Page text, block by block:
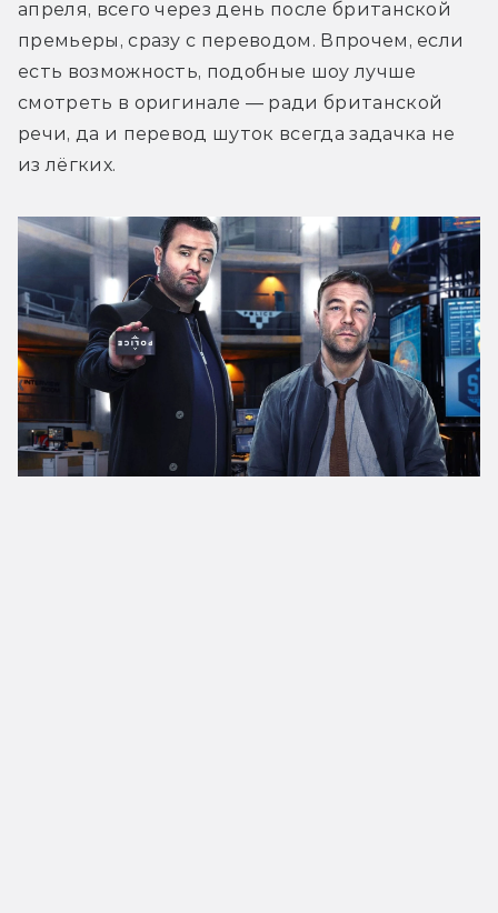
апреля, всего через день после британской
премьеры, сразу с переводом. Впрочем, если
есть возможность, подобные шоу лучше
смотреть в оригинале — ради британской
речи, да и перевод шуток всегда задачка не
из лёгких.